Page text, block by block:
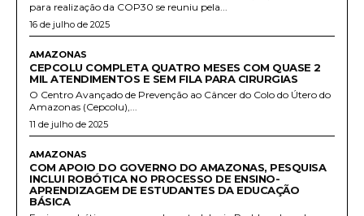
para realização da COP30 se reuniu pela...
16 de julho de 2025
AMAZONAS
CEPCOLU COMPLETA QUATRO MESES COM QUASE 2
MIL ATENDIMENTOS E SEM FILA PARA CIRURGIAS
O Centro Avançado de Prevenção ao Câncer do Colo do Útero do
Amazonas (Cepcolu),...
11 de julho de 2025
AMAZONAS
COM APOIO DO GOVERNO DO AMAZONAS, PESQUISA
INCLUI ROBÓTICA NO PROCESSO DE ENSINO-
APRENDIZAGEM DE ESTUDANTES DA EDUCAÇÃO
BÁSICA